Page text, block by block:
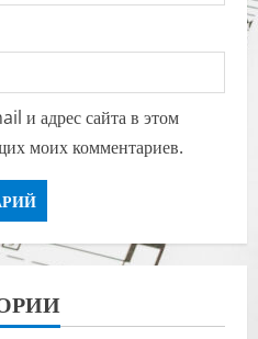
и адрес сайта в этом
моих комментариев.